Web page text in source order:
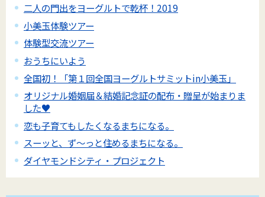
二人の門出をヨーグルトで乾杯！2019
小美玉体験ツアー
体験型交流ツアー
おうちにいよう
全国初！「第１回全国ヨーグルトサミットin小美玉」
オリジナル婚姻届＆結婚記念証の配布・贈呈が始まりま
した♥
恋も子育てもしたくなるまちになる。
スーッと、ず～っと住めるまちになる。
ダイヤモンドシティ・プロジェクト